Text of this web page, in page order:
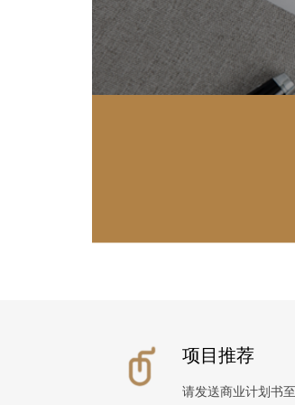
项目推荐
请发送商业计划书至